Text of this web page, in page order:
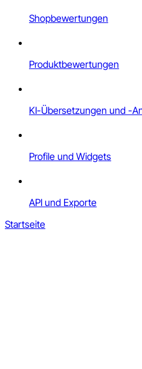
Shopbewertungen
Produktbewertungen
KI-Übersetzungen und -
Profile und Widgets
API und Exporte
Startseite